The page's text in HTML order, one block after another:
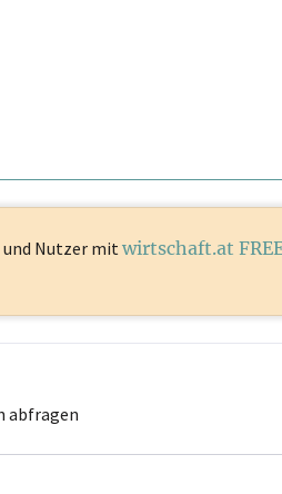
Nutzer mit wirtschaft.at
abfragen